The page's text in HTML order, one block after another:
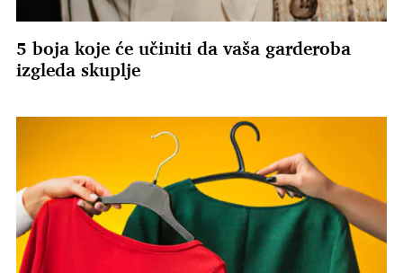
5 boja koje će učiniti da vaša garderoba
izgleda skuplje